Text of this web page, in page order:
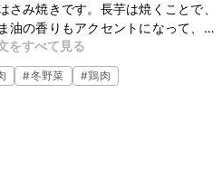
み焼きです。長芋は焼くことで、
油の香りもアクセントになって、香
簡単にささっと作れるので、是非一
をすべて見る
#冬野菜 #鶏肉